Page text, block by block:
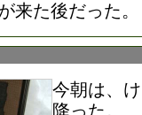
来た後だった。
今朝は、
降った。